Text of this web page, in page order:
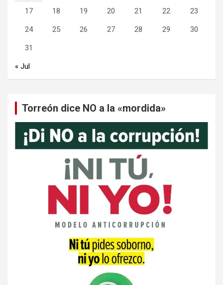
17 18 19 20 21 22 23
24 25 26 27 28 29 30
31
« Jul
Torreón dice NO a la «mordida»